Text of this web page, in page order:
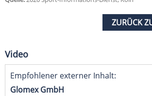
ZURÜCK
Video
Empfohlener externer Inhalt:
Glomex GmbH